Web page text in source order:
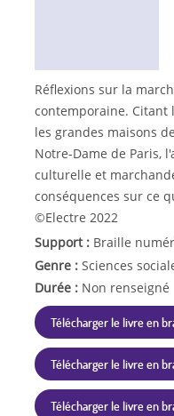
Réflexions sur la
contemporaine. Citant
les grandes maisons
Notre-Dame de Paris,
culturelle et
conséquences sur ce
©Electre 2022
Support : Braille
Genre : Sciences
Durée : Non renseigné
Télécharger le livre en
Télécharger le livre en
Télécharger le livre en